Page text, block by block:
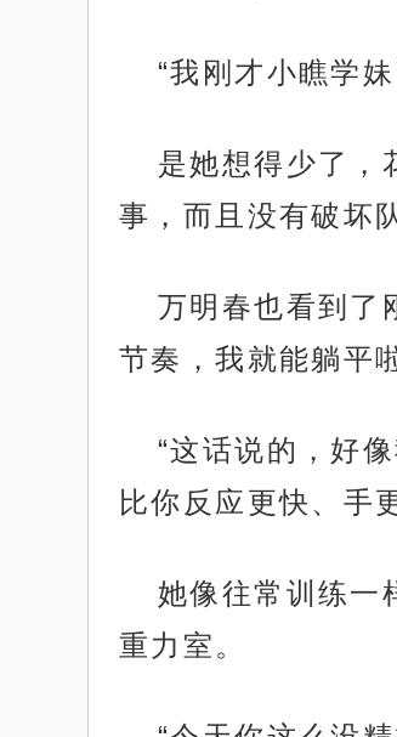
“我刚才小瞧学
是她想得少了，
事，而且没有破坏
万明春也看到了
节奏，我就能躺平
“这话说的，好
比你反应更快、手
她像往常训练一
重力室。